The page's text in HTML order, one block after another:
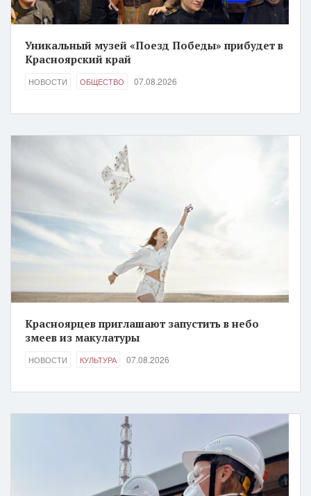
Уникальный музей «Поезд Победы» прибудет в
Красноярский край
НОВОСТИ ОБЩЕСТВО 07.08.2026
Красноярцев приглашают запустить в небо
змеев из макулатуры
НОВОСТИ КУЛЬТУРА 07.08.2026